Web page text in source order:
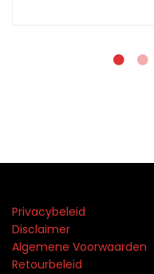
Privacybeleid
Disclaimer
Algemene Voorwaarden
Retourbeleid